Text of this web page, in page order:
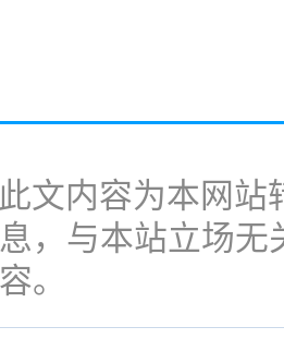
文内容为本网
，与本站立场
。